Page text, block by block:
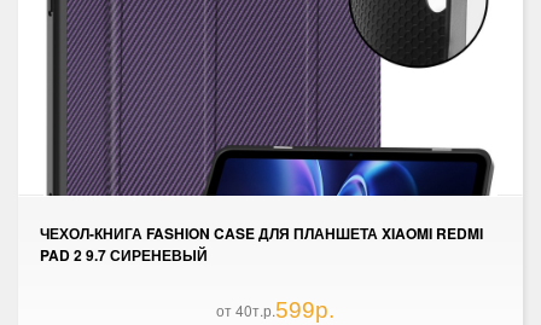
ЧЕХОЛ-КНИГА FASHION CASE ДЛЯ ПЛАНШЕТА XIAOMI REDMI
PAD 2 9.7 СИРЕНЕВЫЙ
от 40т.р.599р.